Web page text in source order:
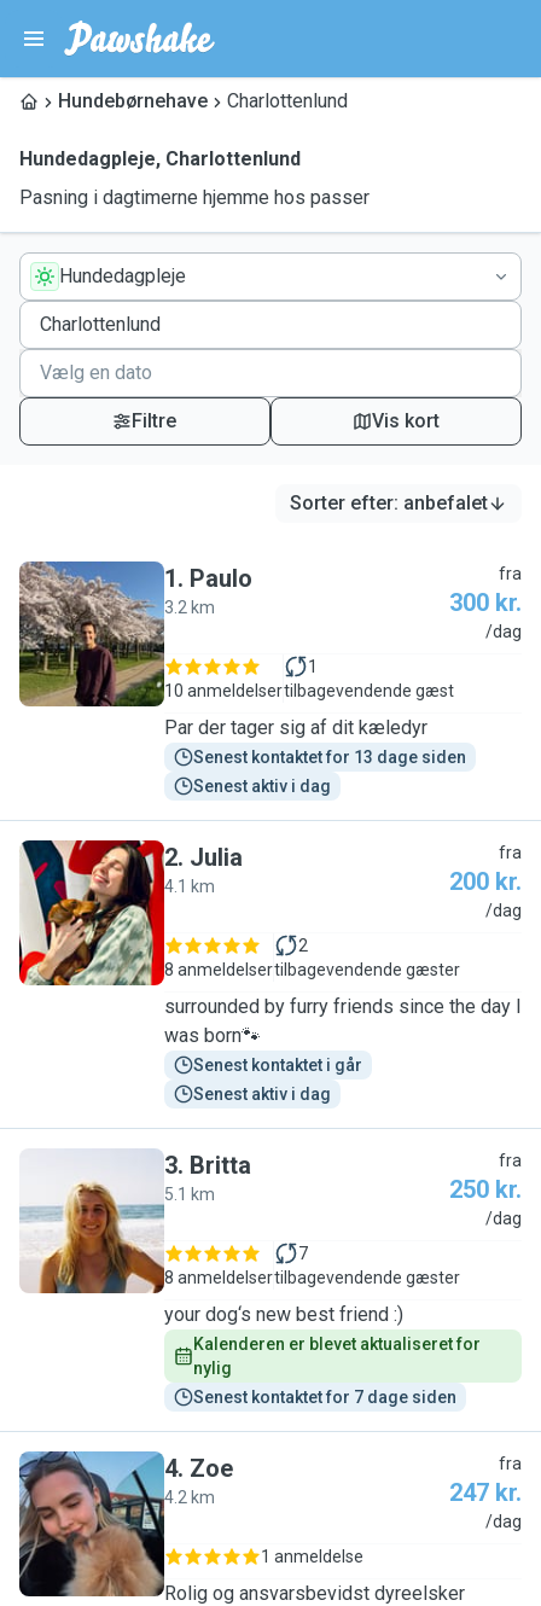
Hundebørnehave Charlottenlund
Hundedagpleje, Charlottenlund
Pasning i dagtimerne hjemme hos passer
Hundedagpleje
Filtre Vis kort
Sorter efter: anbefalet
P
1. Paulo
3.2 km
fra
300 kr.
/dag
10 anmeldelser
1
tilbagevendende gæst
Par der tager sig af dit kæledyr
Senest kontaktet for 13 dage siden
Senest aktiv i dag
J
2. Julia
4.1 km
fra
200 kr.
/dag
8 anmeldelser
2
tilbagevendende gæster
surrounded by furry friends since the day I
was born🐾
Senest kontaktet i går
Senest aktiv i dag
B
3. Britta
5.1 km
fra
250 kr.
/dag
8 anmeldelser
7
tilbagevendende gæster
your dog‘s new best friend :)
Kalenderen er blevet aktualiseret for
nylig
Senest kontaktet for 7 dage siden
Z
4. Zoe
4.2 km
fra
247 kr.
/dag
1 anmeldelse
Rolig og ansvarsbevidst dyreelsker